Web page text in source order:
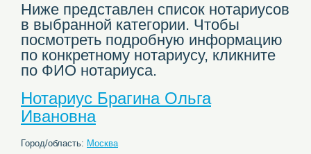
Ниже представлен список нотариусов
в выбранной категории. Чтобы
посмотреть подробную информацию
по конкретному нотариусу, кликните
по ФИО нотариуса.
Нотариус Брагина Ольга
Ивановна
Город/область: Москва